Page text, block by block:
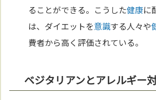
ることができる。こうした健康に
は、ダイエットを意識する人々や
費者から高く評価されている。
ベジタリアンとアレルギー